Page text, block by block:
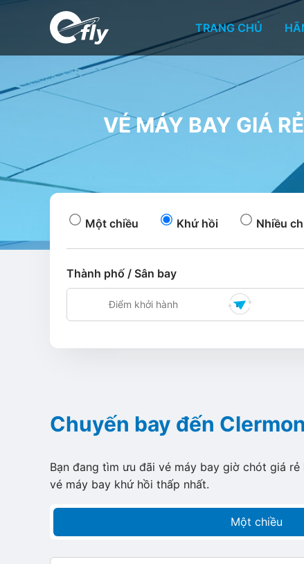
TRANG CHỦ
VÉ MÁY BAY GIÁ
Một chiều Khứ hồi Nhiều
Thành phố / Sân bay
Chuyến bay đến
Bạn đang tìm ưu đãi vé máy bay giờ chót giá
vé máy bay khứ hồi thấp nhất.
Một chiều